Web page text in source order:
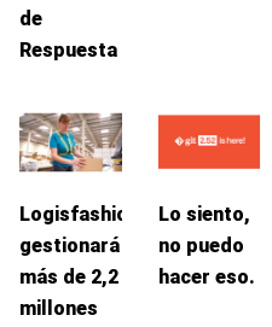
de
Respuesta
Logisfashion
gestionará
más de 2,2
millones
Lo siento,
no puedo
hacer eso.